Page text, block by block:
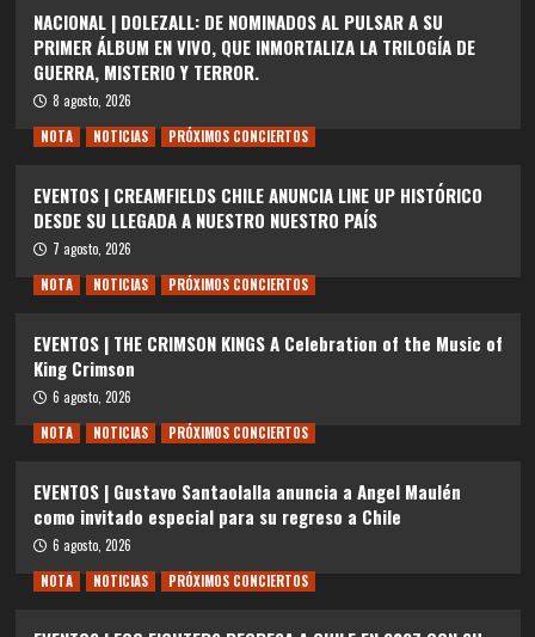
NACIONAL | DOLEZALL: DE NOMINADOS AL PULSAR A SU
PRIMER ÁLBUM EN VIVO, QUE INMORTALIZA LA TRILOGÍA DE
GUERRA, MISTERIO Y TERROR.
8 agosto, 2026
NOTA
NOTICIAS PRÓXIMOS CONCIERTOS
EVENTOS | CREAMFIELDS CHILE ANUNCIA LINE UP HISTÓRICO
DESDE SU LLEGADA A NUESTRO NUESTRO PAÍS
7 agosto, 2026
NOTA
NOTICIAS PRÓXIMOS CONCIERTOS
EVENTOS | THE CRIMSON KINGS A Celebration of the Music of
King Crimson
6 agosto, 2026
NOTA
NOTICIAS PRÓXIMOS CONCIERTOS
EVENTOS | Gustavo Santaolalla anuncia a Angel Maulén
como invitado especial para su regreso a Chile
6 agosto, 2026
NOTA
NOTICIAS PRÓXIMOS CONCIERTOS